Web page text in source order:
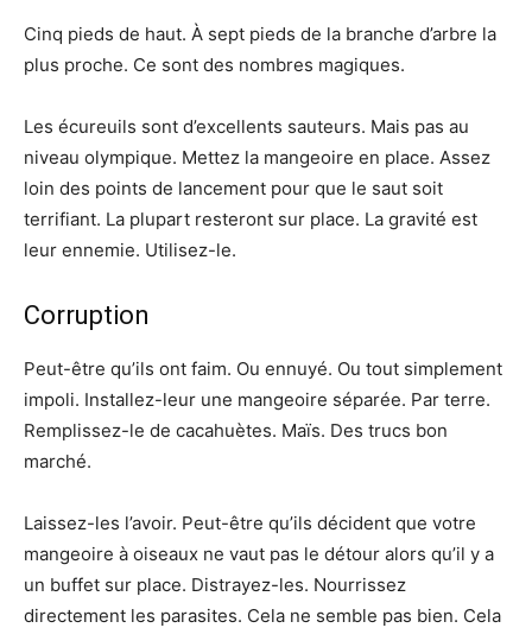
Cinq pieds de haut. À sept pieds de la branche d’arbre la
plus proche. Ce sont des nombres magiques.
Les écureuils sont d’excellents sauteurs. Mais pas au
niveau olympique. Mettez la mangeoire en place. Assez
loin des points de lancement pour que le saut soit
terrifiant. La plupart resteront sur place. La gravité est
leur ennemie. Utilisez-le.
Corruption
Peut-être qu’ils ont faim. Ou ennuyé. Ou tout simplement
impoli. Installez-leur une mangeoire séparée. Par terre.
Remplissez-le de cacahuètes. Maïs. Des trucs bon
marché.
Laissez-les l’avoir. Peut-être qu’ils décident que votre
mangeoire à oiseaux ne vaut pas le détour alors qu’il y a
un buffet sur place. Distrayez-les. Nourrissez
directement les parasites. Cela ne semble pas bien. Cela